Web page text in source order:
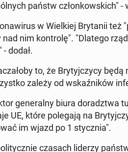
państw człon­kow­skich" -
w Wiel­kiej Bry­ta­nii
nad nim kon­tro­lę". "Dlatego
dodał.
to, że Bry­tyj­czy­cy
zależy od wskaź­ni­ków
ge­ne­ral­ny biura do­radz­twa
UE, które po­le­ga­ją na
im wjazd po 1 stycz­nia".
czasach liderzy